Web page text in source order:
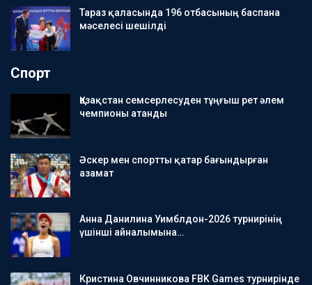
Тараз қаласында 196 отбасының баспана
мәселесі шешілді
Спорт
Қазақстан семсерлесуден тұңғыш рет әлем
чемпионы атанды
Әскер мен спортты қатар бағындырған
азамат
Анна Данилина Уимблдон-2026 турнирінің
үшінші айналымына…
Кристина Овчинникова FBK Games турнирінде